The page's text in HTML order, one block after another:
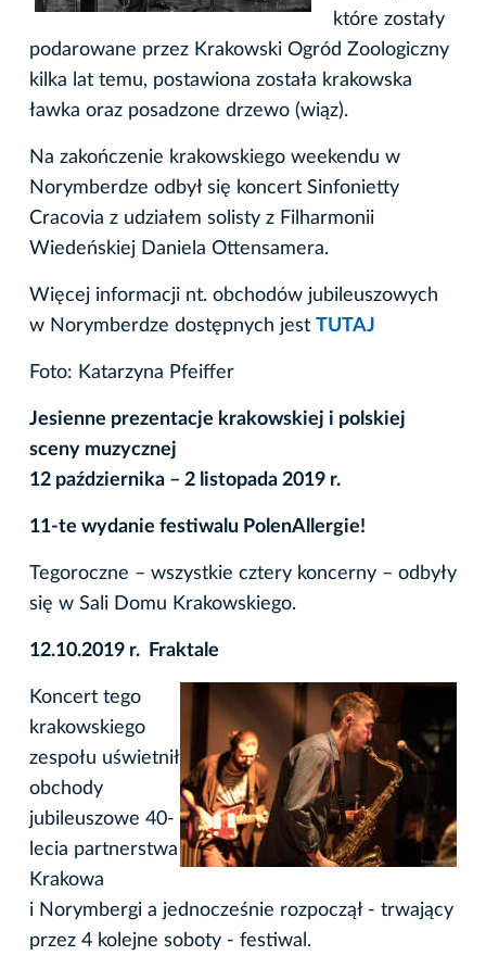
które zostały
podarowane przez Krakowski Ogród Zoologiczny
kilka lat temu, postawiona została krakowska
ławka oraz posadzone drzewo (wiąz).
Na zakończenie krakowskiego weekendu w
Norymberdze odbył się koncert Sinfonietty
Cracovia z udziałem solisty z Filharmonii
Wiedeńskiej Daniela Ottensamera.
Więcej informacji nt. obchodów jubileuszowych
w Norymberdze dostępnych jest TUTAJ
Foto: Katarzyna Pfeiffer
Jesienne prezentacje krakowskiej i polskiej
sceny muzycznej
12 października – 2 listopada 2019 r.
11-te wydanie festiwalu PolenAllergie!
Tegoroczne – wszystkie cztery koncerny – odbyły
się w Sali Domu Krakowskiego.
12.10.2019 r. Fraktale
Koncert tego
krakowskiego
zespołu uświetnił
obchody
jubileuszowe 40-
lecia partnerstwa
Krakowa
i Norymbergi a jednocześnie rozpoczął - trwający
przez 4 kolejne soboty - festiwal.